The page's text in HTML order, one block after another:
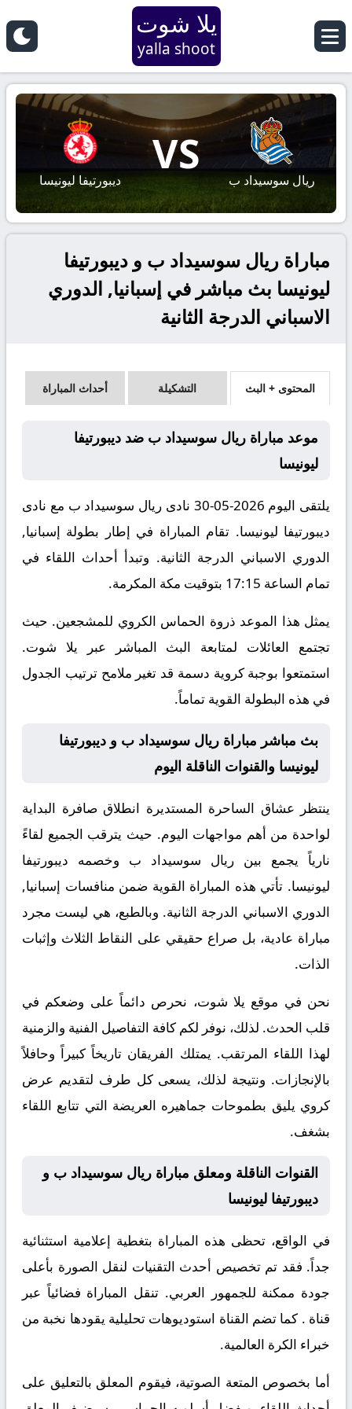
يلا شوت
yalla shoot
ريال سوسيداد ب
VS
ديبورتيفا ليونيسا
مباراة ريال سوسيداد ب و ديبورتيفا
ليونيسا بث مباشر في إسبانيا, الدوري
الاسباني الدرجة الثانية
المحتوى + البث التشكيلة أحداث المباراة
موعد مباراة ريال سوسيداد ب ضد ديبورتيفا
ليونيسا
يلتقى اليوم 2026-05-30 نادى ريال سوسيداد ب مع نادى
ديبورتيفا ليونيسا. تقام المباراة في إطار بطولة إسبانيا,
الدوري الاسباني الدرجة الثانية. وتبدأ أحداث اللقاء في
تمام الساعة 17:15 بتوقيت مكة المكرمة.
يمثل هذا الموعد ذروة الحماس الكروي للمشجعين. حيث
تجتمع العائلات لمتابعة البث المباشر عبر يلا شوت.
استمتعوا بوجبة كروية دسمة قد تغير ملامح ترتيب الجدول
في هذه البطولة القوية تماماً.
بث مباشر مباراة ريال سوسيداد ب و ديبورتيفا
ليونيسا والقنوات الناقلة اليوم
ينتظر عشاق الساحرة المستديرة انطلاق صافرة البداية
لواحدة من أهم مواجهات اليوم. حيث يترقب الجميع لقاءً
نارياً يجمع بين ريال سوسيداد ب وخصمه ديبورتيفا
ليونيسا. تأتي هذه المباراة القوية ضمن منافسات إسبانيا,
الدوري الاسباني الدرجة الثانية. وبالطبع، هي ليست مجرد
مباراة عادية، بل صراع حقيقي على النقاط الثلاث وإثبات
الذات.
نحن في موقع يلا شوت، نحرص دائماً على وضعكم في
قلب الحدث. لذلك، نوفر لكم كافة التفاصيل الفنية والزمنية
لهذا اللقاء المرتقب. يمتلك الفريقان تاريخاً كبيراً وحافلاً
بالإنجازات. ونتيجة لذلك، يسعى كل طرف لتقديم عرض
كروي يليق بطموحات جماهيره العريضة التي تتابع اللقاء
بشغف.
القنوات الناقلة ومعلق مباراة ريال سوسيداد ب و
ديبورتيفا ليونيسا
في الواقع، تحظى هذه المباراة بتغطية إعلامية استثنائية
جداً. فقد تم تخصيص أحدث التقنيات لنقل الصورة بأعلى
جودة ممكنة للجمهور العربي. تنقل المباراة فضائياً عبر
قناة . كما تضم القناة استوديوهات تحليلية يقودها نخبة من
خبراء الكرة العالمية.
أما بخصوص المتعة الصوتية، فيقوم المعلق بالتعليق على